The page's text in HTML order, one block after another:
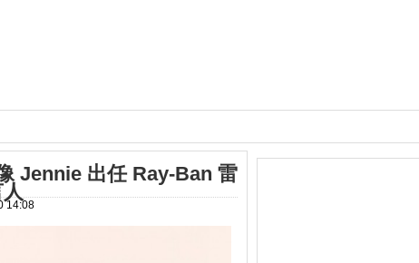
Jennie 出任 Ray-Ban 雷
14:08